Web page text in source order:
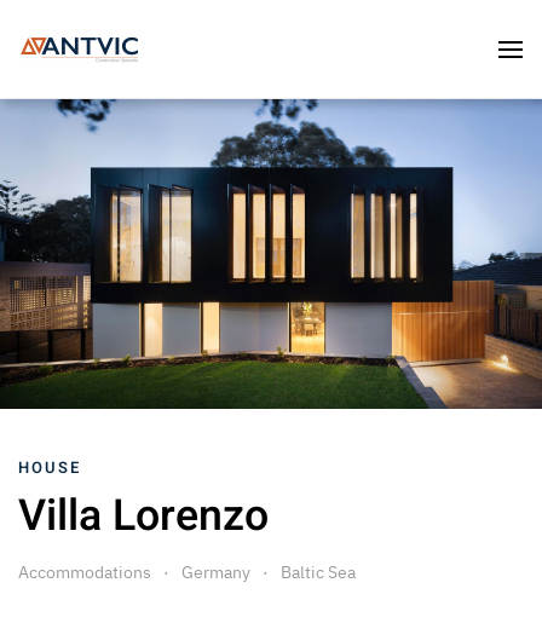
Skip to main content
HOUSE
Villa Lorenzo
Accommodations Germany Baltic Sea